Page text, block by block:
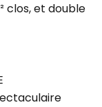
clos, et double